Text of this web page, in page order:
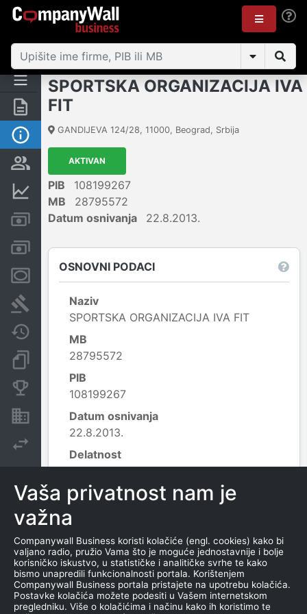
Rezime
Osnovni podaci
Vlasnička struktura
Finansijski podaci
Kreditni limit kompanije
Računi i blokade
Menice i zaloge
Sudski sporovi
Dokumenti i objave
Konkurentske kompanije
Nekretnine i imovina
SPORTSKA ORGANIZACIJA IVA
FIT
GANDIJEVA 124/28, 11000, Beograd, Srbija
AKTIVAN
PIB
108199267
MB
28795572
Datum osnivanja
22.8.2013.
OSNOVNI PODACI
Naziv
SPORTSKA ORGANIZACIJA IVA FIT
MB
28795572
PIB
108199267
Datum osnivanja
22.8.2013.
Delatnost
9319 - Ostale sportske delatnosti;
Veličina preduzeća
Mikro
KONTAKTI
TEL
Vaša privatnost nam je
važna
Companywall Business koristi kolačiće (engl. cookies) kako bi
valjano radio, pružio Vama što je moguće jednostavnije i bolje
korisničko iskustvo, u statističke i analitičke svrhe te kako
bismo unapredili funkcionalnosti portala. Korištenjem
Companywall Business portala pristajete na upotrebu kolačića.
Postavke kolačića možete podesiti u Vašem internetskom
pregledniku. Više o kolačićima i načinu kako ih koristimo te